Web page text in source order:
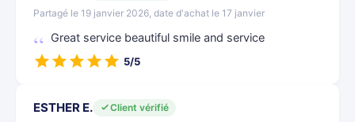
Partagé le 19 janvier 2026, date d'achat le 17 janvier
Great service beautiful smile and service
5/5
ESTHER E.
Client vérifié